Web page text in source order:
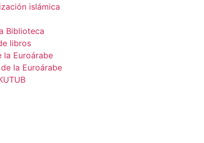
islámica
Biblioteca
libros
la Euroárabe
la Euroárabe